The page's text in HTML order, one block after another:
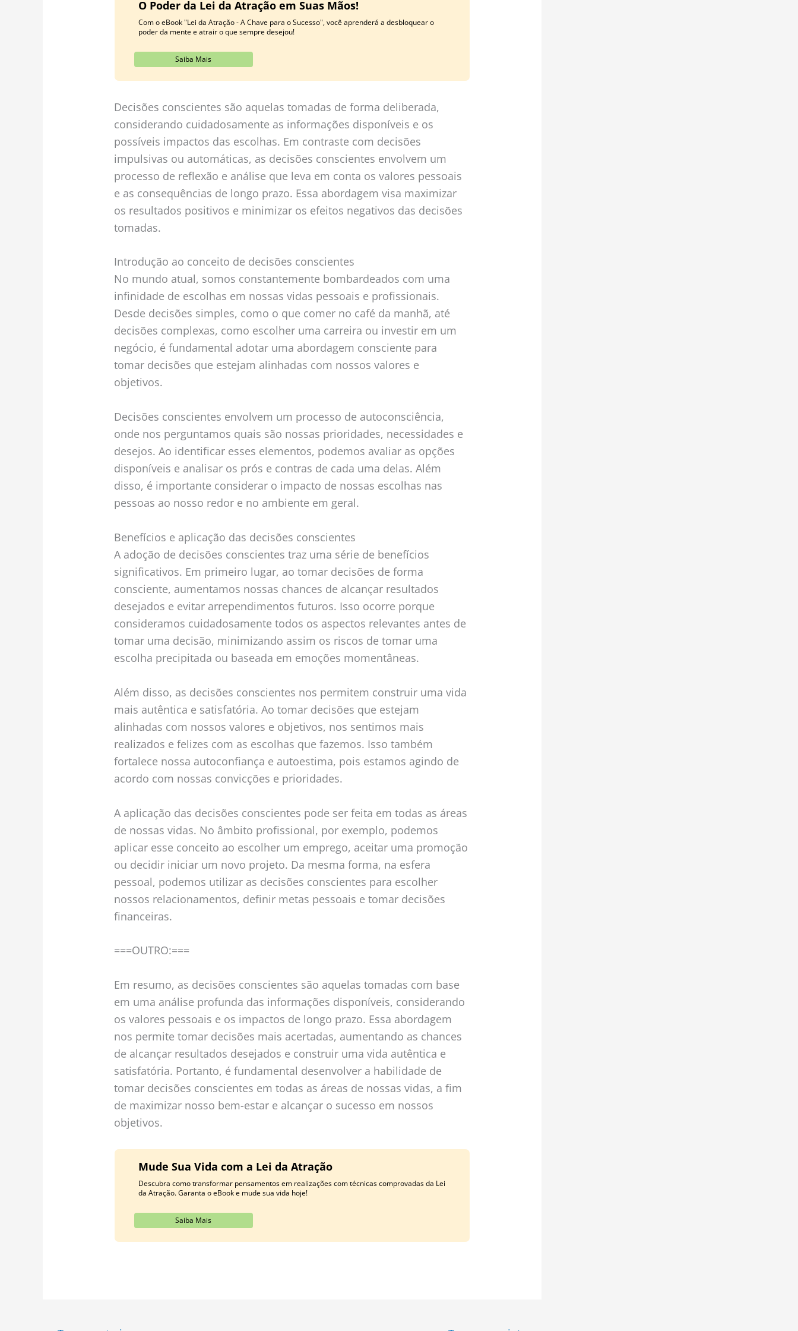
O Poder da Lei da Atração em Suas Mãos!
Com o eBook "Lei da Atração - A Chave para o Sucesso", você aprenderá a desbloquear o
poder da mente e atrair o que sempre desejou!
Saiba Mais
Decisões conscientes são aquelas tomadas de forma deliberada,
considerando cuidadosamente as informações disponíveis e os
possíveis impactos das escolhas. Em contraste com decisões
impulsivas ou automáticas, as decisões conscientes envolvem um
processo de reflexão e análise que leva em conta os valores pessoais
e as consequências de longo prazo. Essa abordagem visa maximizar
os resultados positivos e minimizar os efeitos negativos das decisões
tomadas.
Introdução ao conceito de decisões conscientes
No mundo atual, somos constantemente bombardeados com uma
infinidade de escolhas em nossas vidas pessoais e profissionais.
Desde decisões simples, como o que comer no café da manhã, até
decisões complexas, como escolher uma carreira ou investir em um
negócio, é fundamental adotar uma abordagem consciente para
tomar decisões que estejam alinhadas com nossos valores e
objetivos.
Decisões conscientes envolvem um processo de autoconsciência,
onde nos perguntamos quais são nossas prioridades, necessidades e
desejos. Ao identificar esses elementos, podemos avaliar as opções
disponíveis e analisar os prós e contras de cada uma delas. Além
disso, é importante considerar o impacto de nossas escolhas nas
pessoas ao nosso redor e no ambiente em geral.
Benefícios e aplicação das decisões conscientes
A adoção de decisões conscientes traz uma série de benefícios
significativos. Em primeiro lugar, ao tomar decisões de forma
consciente, aumentamos nossas chances de alcançar resultados
desejados e evitar arrependimentos futuros. Isso ocorre porque
consideramos cuidadosamente todos os aspectos relevantes antes de
tomar uma decisão, minimizando assim os riscos de tomar uma
escolha precipitada ou baseada em emoções momentâneas.
Além disso, as decisões conscientes nos permitem construir uma vida
mais autêntica e satisfatória. Ao tomar decisões que estejam
alinhadas com nossos valores e objetivos, nos sentimos mais
realizados e felizes com as escolhas que fazemos. Isso também
fortalece nossa autoconfiança e autoestima, pois estamos agindo de
acordo com nossas convicções e prioridades.
A aplicação das decisões conscientes pode ser feita em todas as áreas
de nossas vidas. No âmbito profissional, por exemplo, podemos
aplicar esse conceito ao escolher um emprego, aceitar uma promoção
ou decidir iniciar um novo projeto. Da mesma forma, na esfera
pessoal, podemos utilizar as decisões conscientes para escolher
nossos relacionamentos, definir metas pessoais e tomar decisões
financeiras.
===OUTRO:===
Em resumo, as decisões conscientes são aquelas tomadas com base
em uma análise profunda das informações disponíveis, considerando
os valores pessoais e os impactos de longo prazo. Essa abordagem
nos permite tomar decisões mais acertadas, aumentando as chances
de alcançar resultados desejados e construir uma vida autêntica e
satisfatória. Portanto, é fundamental desenvolver a habilidade de
tomar decisões conscientes em todas as áreas de nossas vidas, a fim
de maximizar nosso bem-estar e alcançar o sucesso em nossos
objetivos.
Mude Sua Vida com a Lei da Atração
Descubra como transformar pensamentos em realizações com técnicas comprovadas da Lei
da Atração. Garanta o eBook e mude sua vida hoje!
Saiba Mais